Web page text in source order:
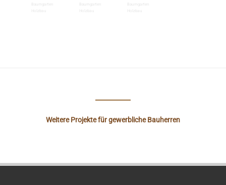
Weitere Projekte für gewerbliche Bauherren